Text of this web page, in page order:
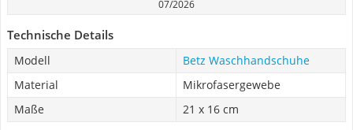
07/2026
Technische Details
Modell
Betz Waschhandschuhe
Material
Mikrofasergewebe
Maße
21 x 16 cm